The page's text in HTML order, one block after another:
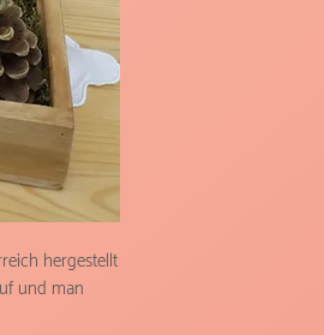
hergestellt
und man